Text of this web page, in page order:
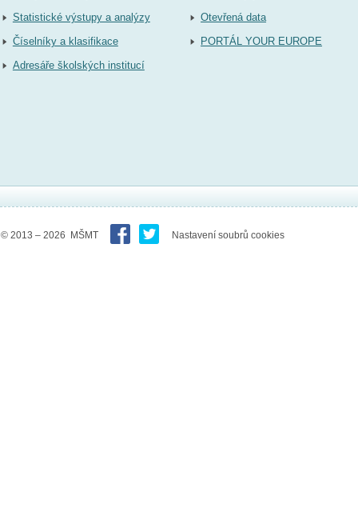
Statistické výstupy a analýzy
Číselníky a klasifikace
Adresáře školských institucí
Otevřená data
PORTÁL YOUR EUROPE
© 2013 – 2026 MŠMT Nastavení soubrů cookies